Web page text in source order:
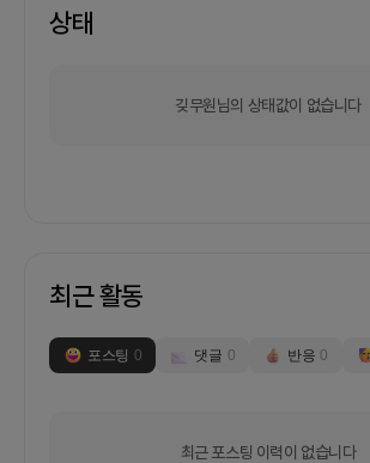
상태
깆무원님의 상태값이 없습니다
최근 활동
포스팅 0 댓글 0 반응 0
최근 포스팅 이력이 없습니다